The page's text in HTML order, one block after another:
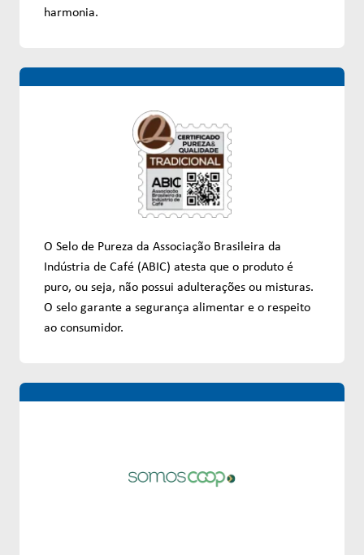
harmonia.
O Selo de Pureza da Associação Brasileira da
Indústria de Café (ABIC) atesta que o produto é
puro, ou seja, não possui adulterações ou misturas.
O selo garante a segurança alimentar e o respeito
ao consumidor.